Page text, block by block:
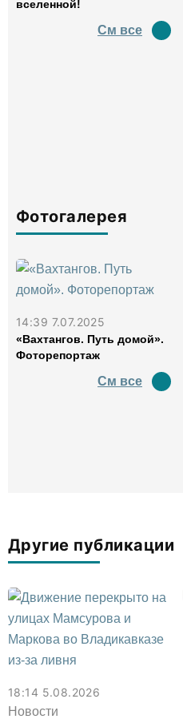
вселенной!
См все
Фотогалерея
14:39 7.07.2025
«Вахтангов. Путь домой».
Фоторепортаж
См все
Другие публикации
18:14 5.08.2026
Новости